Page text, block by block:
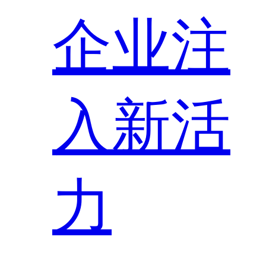
企业注
入新活
力